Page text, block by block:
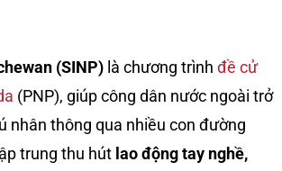
(SINP)là chương trình đề cử
(PNP), giúp công dân nước ngoài trở
nhân thông qua nhiều con đường
trung thu hút lao động tay nghề,